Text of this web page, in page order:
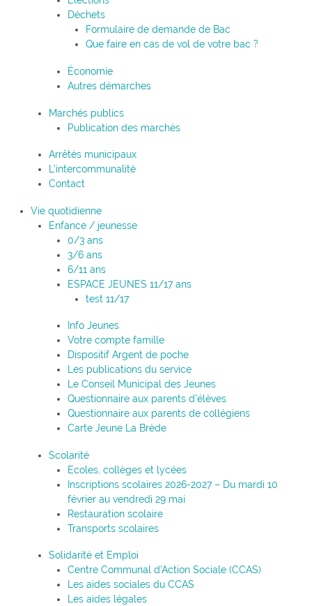
Déchets
Formulaire de demande de Bac
Que faire en cas de vol de votre bac ?
Économie
Autres démarches
Marchés publics
Publication des marchés
Arrêtés municipaux
L’intercommunalité
Contact
Vie quotidienne
Enfance / jeunesse
0/3 ans
3/6 ans
6/11 ans
ESPACE JEUNES 11/17 ans
test 11/17
Info Jeunes
Votre compte famille
Dispositif Argent de poche
Les publications du service
Le Conseil Municipal des Jeunes
Questionnaire aux parents d’élèves
Questionnaire aux parents de collégiens
Carte Jeune La Brède
Scolarité
Ecoles, collèges et lycées
Inscriptions scolaires 2026-2027 – Du mardi 10
février au vendredi 29 mai
Restauration scolaire
Transports scolaires
Solidarité et Emploi
Centre Communal d’Action Sociale (CCAS)
Les aides sociales du CCAS
Les aides légales